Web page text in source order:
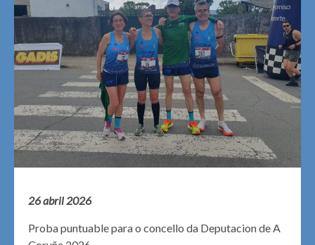
26 abril 2026
Proba puntuable para o concello da Deputacion de A